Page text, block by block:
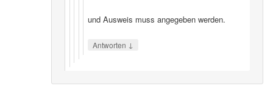
und Ausweis muss angegeben werden.
Antworten ↓